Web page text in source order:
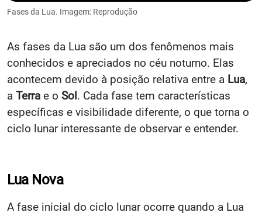
Fases da Lua. Imagem: Reprodução
As fases da Lua são um dos fenômenos mais
conhecidos e apreciados no céu noturno. Elas
acontecem devido à posição relativa entre a Lua,
a Terra e o Sol. Cada fase tem características
específicas e visibilidade diferente, o que torna o
ciclo lunar interessante de observar e entender.
Lua Nova
A fase inicial do ciclo lunar ocorre quando a Lua